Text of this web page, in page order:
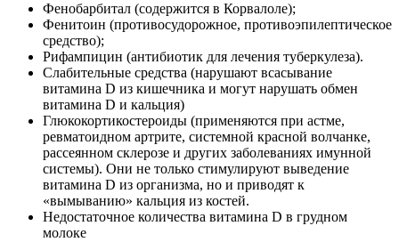
Фенобарбитал (содержится в Корвалоле);
Фенитоин (противосудорожное, противоэпилептическое
средство);
Рифампицин (антибиотик для лечения туберкулеза).
Слабительные средства (нарушают всасывание
витамина D из кишечника и могут нарушать обмен
витамина D и кальция)
Глюкокортикостероиды (применяются при астме,
ревматоидном артрите, системной красной волчанке,
рассеянном склерозе и других заболеваниях имунной
системы). Они не только стимулируют выведение
витамина D из организма, но и приводят к
«вымыванию» кальция из костей.
Недостаточное количества витамина D в грудном
молоке